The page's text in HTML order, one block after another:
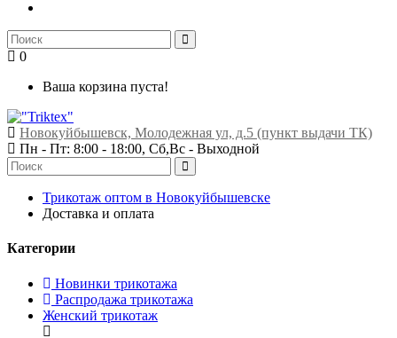
0
Ваша корзина пуста!
Новокуйбышевск, Молодежная ул, д.5 (пункт выдачи ТК)
Пн - Пт: 8:00 - 18:00, Сб,Вс - Выходной
Трикотаж оптом в Новокуйбышевске
Доставка и оплата
Категории
Новинки трикотажа
Распродажа трикотажа
Женский трикотаж